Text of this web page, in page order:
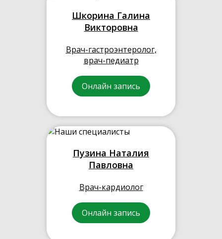
Шкорина Галина
Викторовна
Врач-гастроэнтеролог,
врач-педиатр
Онлайн запись
Пузина Наталия
Павловна
Врач-кардиолог
Онлайн запись